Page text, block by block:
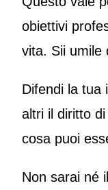
obiettivi
vita. Sii umile
Difendi la tua
altri il diritto
cosa puoi
Non sarai né